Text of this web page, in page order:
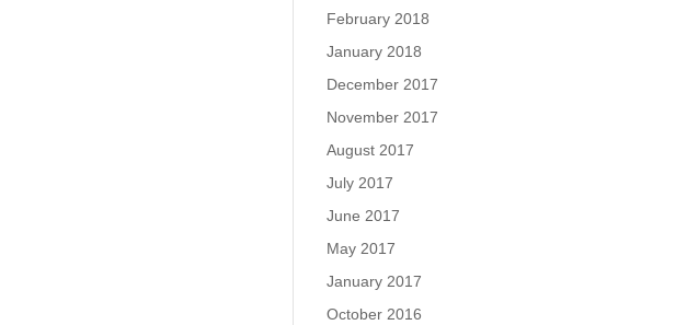
February 2018
January 2018
December 2017
November 2017
August 2017
July 2017
June 2017
May 2017
January 2017
October 2016